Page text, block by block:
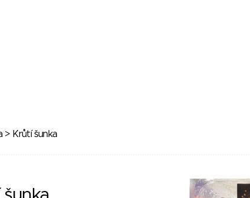
> Krůtí šunka